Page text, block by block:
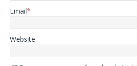
Email*
Website